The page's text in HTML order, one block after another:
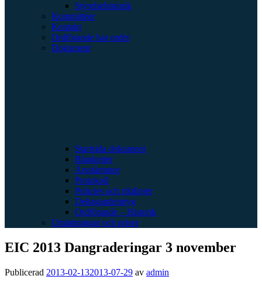
Styrelsehistorik
Kommittéer
Kontakt
Ordförande har ordet
Dokument
Startsida dokument
Blanketter
Årsstämmor
Protokoll
Policies och riktlinjer
Deltagandeintyg
Ordförande – Historik
Utnämningar och priser
EIC 2013 Dangraderingar 3 november
Publicerad 2013-02-132013-07-29 av admin